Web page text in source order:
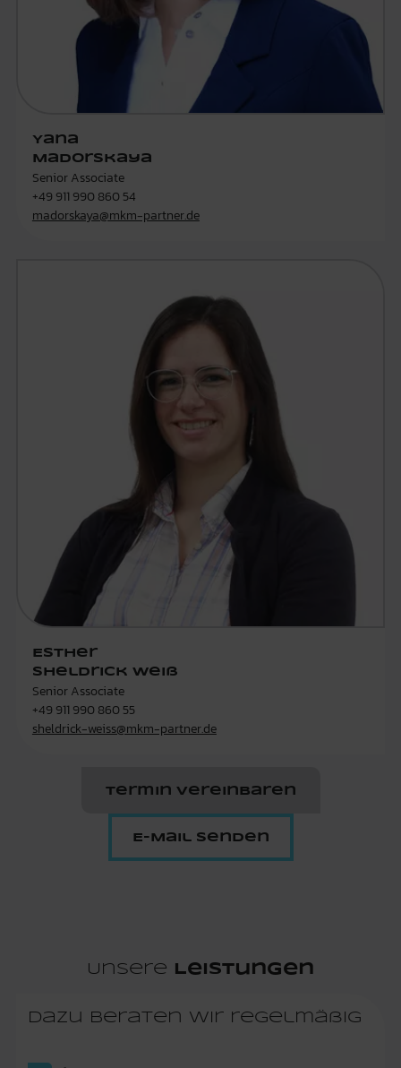
Yana
Madorskaya
Senior Associate
+49 911 990 860 54
madorskaya@mkm-partner.de
Esther
Sheldrick Weiß
Senior Associate
+49 911 990 860 55
sheldrick-weiss@mkm-partner.de
Termin vereinbaren
E-Mail senden
Unsere Leistungen
Dazu beraten wir regelmäßig